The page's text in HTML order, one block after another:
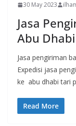
30 May 2023
Jasa
Abu
Jasa pengiriman
Expedisi jasa
ke abu dhabi tari
Read More